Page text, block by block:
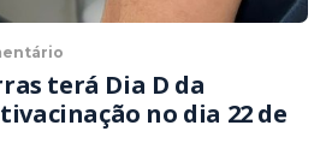
terá Dia D da
no dia 22 de